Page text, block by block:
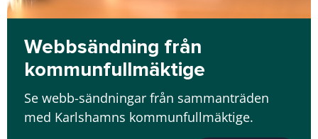
Webbsändning från
kommunfullmäktige
Se webb-sändningar från sammanträden
med Karlshamns kommunfullmäktige.